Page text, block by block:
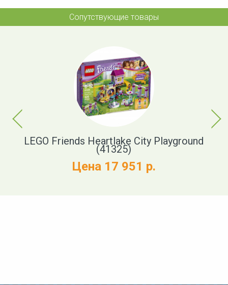
Сопутствующие товары
Previous
LEGO Friends Heartlake City Playground
(41325)
Цена 17 951 р.
Next